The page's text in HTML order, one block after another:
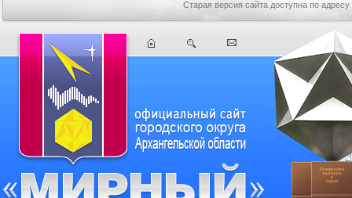
Старая версия сайта доступна по адресу